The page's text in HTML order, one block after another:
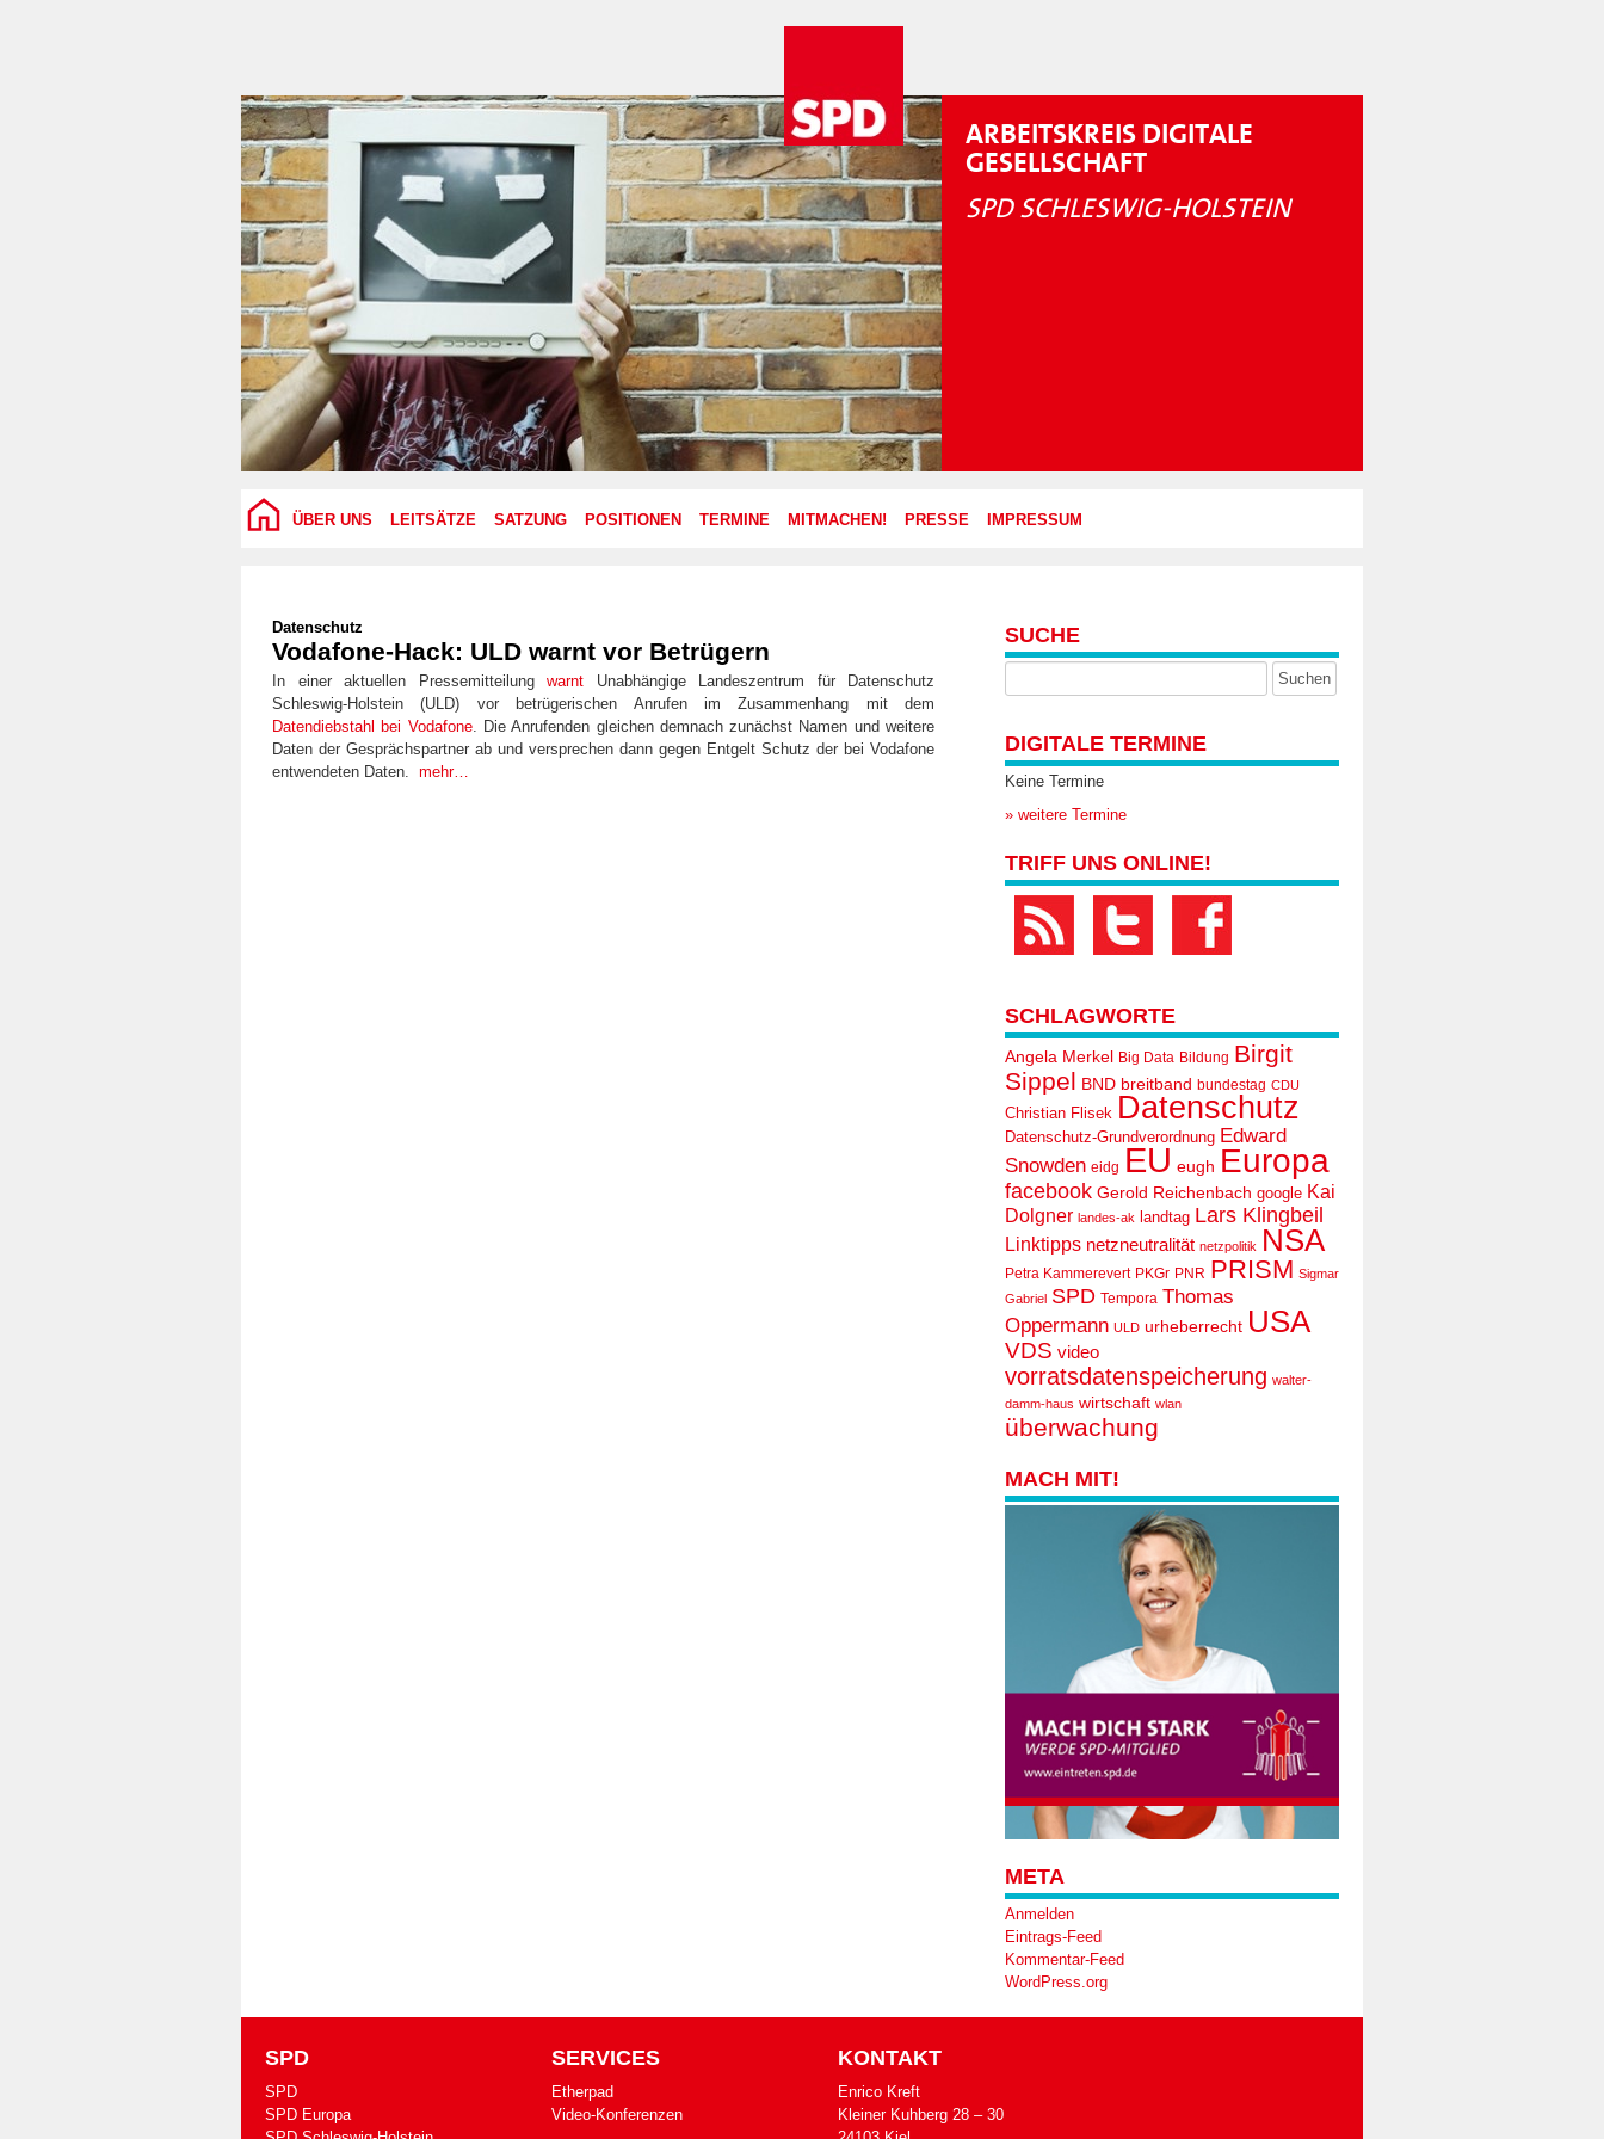
ARBEITSKREIS DIGITALE
GESELLSCHAFT
SPD SCHLESWIG-HOLSTEIN
ÜBER UNS LEITSÄTZE SATZUNG POSITIONEN TERMINE MITMACHEN! PRESSE IMPRESSUM
Datenschutz
Vodafone-Hack: ULD warnt vor Betrügern
In einer aktuellen Pressemitteilung warnt Unabhängige Landeszentrum für Datenschutz
Schleswig-Holstein (ULD) vor betrügerischen Anrufen im Zusammenhang mit dem
Datendiebstahl bei Vodafone. Die Anrufenden gleichen demnach zunächst Namen und weitere
Daten der Gesprächspartner ab und versprechen dann gegen Entgelt Schutz der bei Vodafone
entwendeten Daten. mehr…
SUCHE
DIGITALE TERMINE
Keine Termine
» weitere Termine
TRIFF UNS ONLINE!
SCHLAGWORTE
Angela Merkel Big Data Bildung Birgit
Sippel BND breitband bundestag CDU
Christian Flisek Datenschutz
Datenschutz-Grundverordnung Edward
Snowden eidg EU eugh Europa
facebook Gerold Reichenbach google Kai
Dolgner landes-ak landtag Lars Klingbeil
Linktipps netzneutralität netzpolitik NSA
Petra Kammerevert PKGr PNR PRISM Sigmar
Gabriel SPD Tempora Thomas
Oppermann ULD urheberrecht USA
VDS video
vorratsdatenspeicherung walter-
damm-haus wirtschaft wlan
überwachung
MACH MIT!
META
Anmelden
Eintrags-Feed
Kommentar-Feed
WordPress.org
SPD
SPD
SPD Europa
SERVICES
Etherpad
Video-Konferenzen
KONTAKT
Enrico Kreft
Klei­ner Kuh­berg 28 – 30